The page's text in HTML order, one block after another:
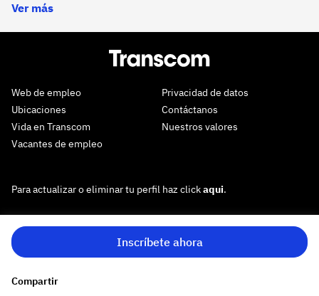
Inscríbete ahora
Compartir
Ver más
Web de empleo
Ubicaciones
Vida en Transcom
Vacantes de empleo
Privacidad de datos
Contáctanos
Nuestros valores
Para actualizar o eliminar tu perfil haz clickaqui.